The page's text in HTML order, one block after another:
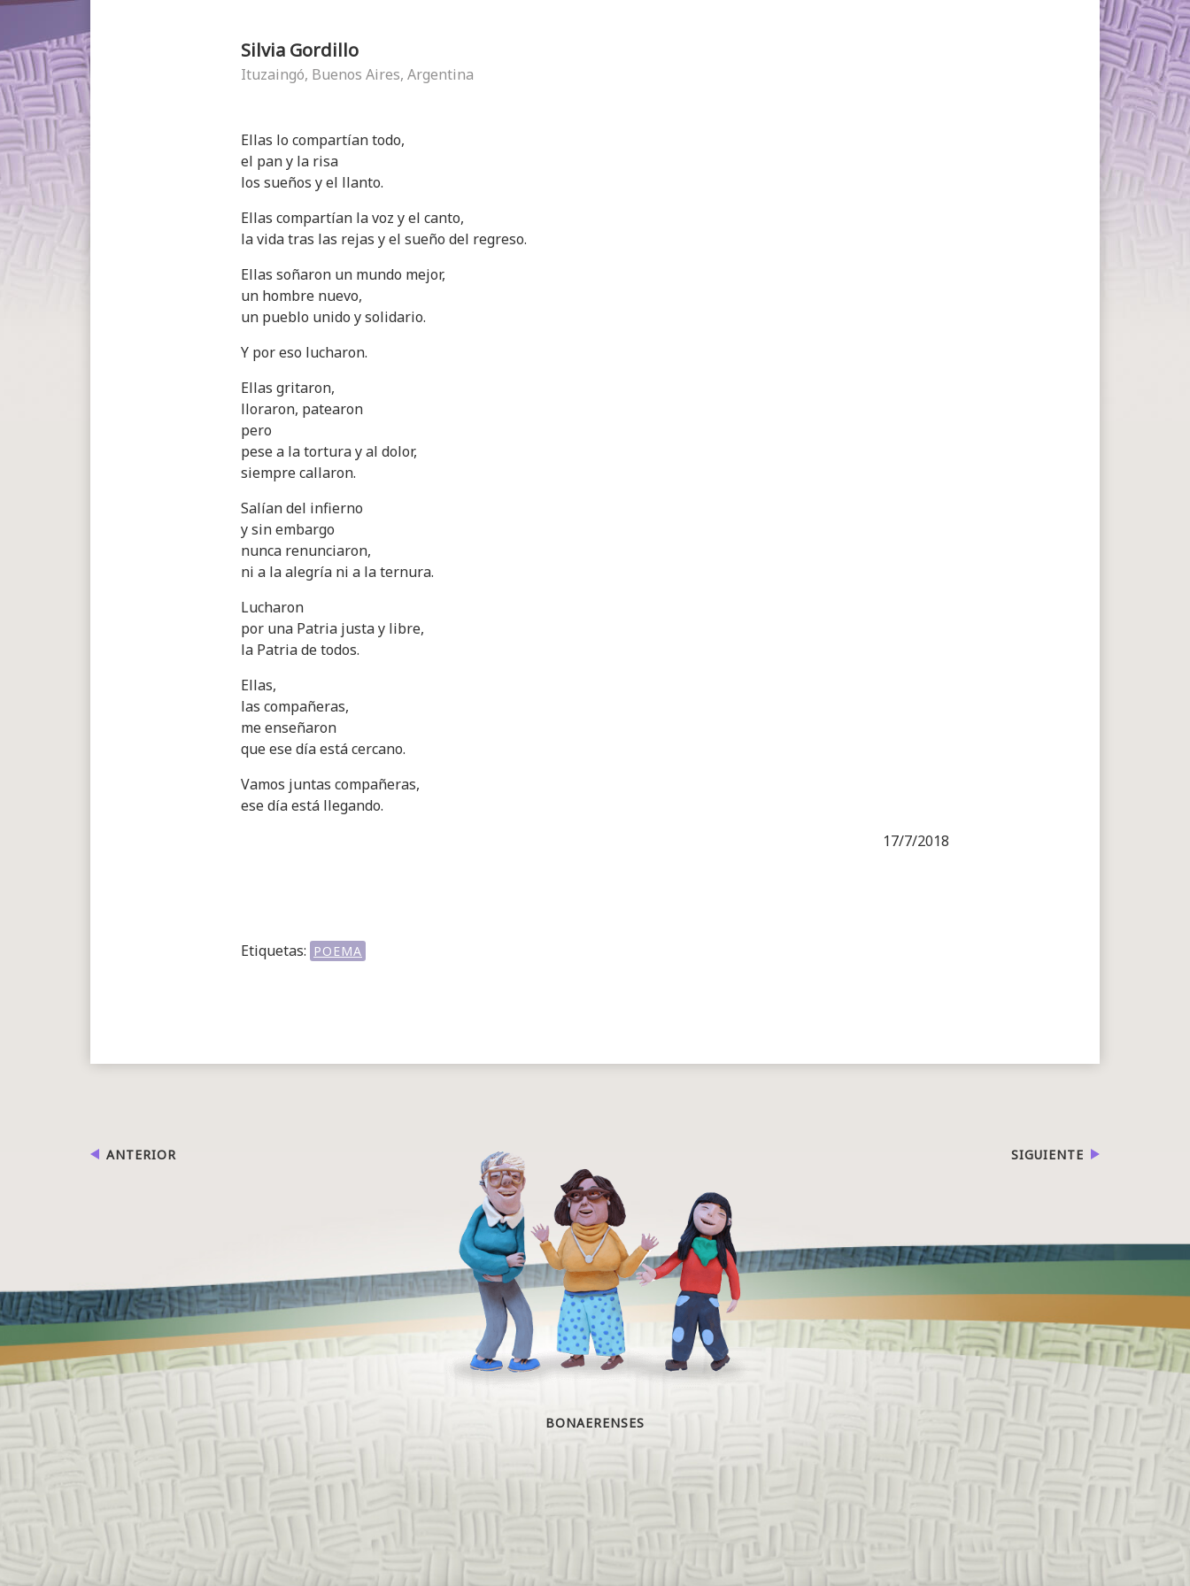
Silvia Gordillo
Ituzaingó, Buenos Aires, Argentina
Ellas lo compartían todo,
el pan y la risa
los sueños y el llanto.
Ellas compartían la voz y el canto,
la vida tras las rejas y el sueño del regreso.
Ellas soñaron un mundo mejor,
un hombre nuevo,
un pueblo unido y solidario.
Y por eso lucharon.
Ellas gritaron,
lloraron, patearon
pero
pese a la tortura y al dolor,
siempre callaron.
Salían del infierno
y sin embargo
nunca renunciaron,
ni a la alegría ni a la ternura.
Lucharon
por una Patria justa y libre,
la Patria de todos.
Ellas,
las compañeras,
me enseñaron
que ese día está cercano.
Vamos juntas compañeras,
ese día está llegando.
17/7/2018
Etiquetas: POEMA
ANTERIOR
BONAERENSES
SIGUIENTE